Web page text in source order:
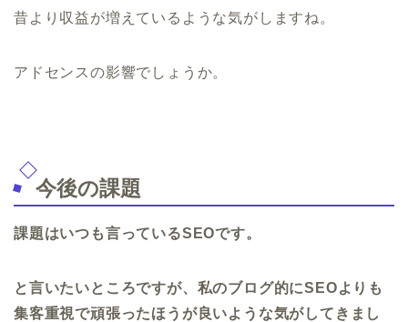
昔より収益が増えているような気がしますね。
アドセンスの影響でしょうか。
今後の課題
課題はいつも言っているSEOです。
と言いたいところですが、私のブログ的にSEOよりも
集客重視で頑張ったほうが良いような気がしてきまし